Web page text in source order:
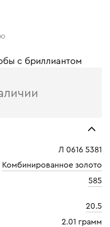
c бриллиантом
Л 0616 5381
Комбинированное золото
585
20.5
2.01 грамм